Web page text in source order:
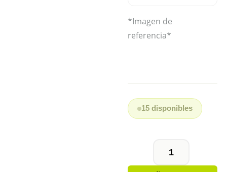
*Imagen de
referencia*
15 disponibles
BATERÍA
PS-